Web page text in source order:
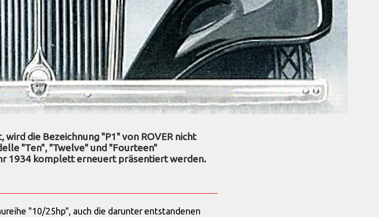
die Bezeichnung "P1" von ROVER nicht
"Ten", "Twelve" und "Fourteen"
1934 komplett erneuert präsentiert werden.
"10/25hp", auch die darunter entstandenen